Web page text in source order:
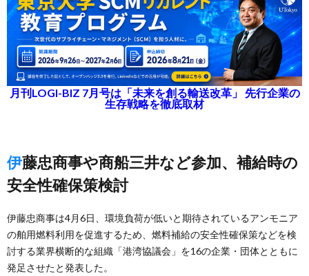
月刊LOGI-BIZ 7月号は「未来を創る輸送改革」 先行企業の
生存戦略を徹底取材
伊藤忠商事や商船三井など参加、補給時の
安全性確保策検討
伊藤忠商事は4月6日、環境負荷が低いと期待されているアンモニア
の舶用燃料利用を促進するため、燃料補給の安全性確保策などを検
討する業界横断的な組織「港湾協議会」を16の企業・団体とともに
発足させたと発表した。